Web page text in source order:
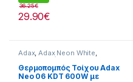
29.90€
36.25€
Adax,Adax Neon White,
Θερναντικά
Θερμοπομπός Τοίχου Adax
Neo 06 KDT 600W με